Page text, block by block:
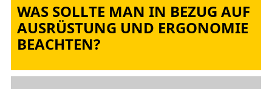
WAS SOLLTE MAN IN BEZUG AUF
AUSRÜSTUNG UND ERGONOMIE
BEACHTEN?